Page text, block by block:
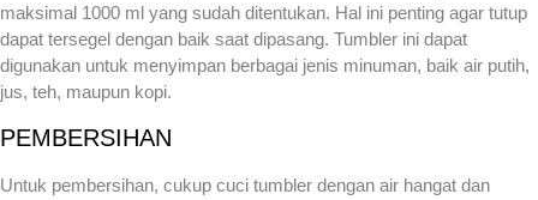
maksimal 1000 ml yang sudah ditentukan. Hal ini penting agar tutup
dapat tersegel dengan baik saat dipasang. Tumbler ini dapat
digunakan untuk menyimpan berbagai jenis minuman, baik air putih,
jus, teh, maupun kopi.
PEMBERSIHAN
Untuk pembersihan, cukup cuci tumbler dengan air hangat dan